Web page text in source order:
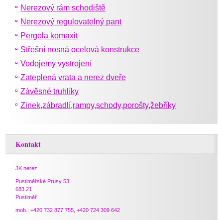
Nerezový rám schodiště
Nerezový regulovatelný pant
Pergola komaxit
Střešní nosná ocelová konstrukce
Vodojemy vystrojení
Zateplená vrata a nerez dveře
Závěsné truhlíky
Zinek,zábradlí,rampy,schody,porošty,žebříky
Kontakt
JK nerez
Pustiměřské Prusy 53
683 21
Pustiměř
mob.: +420 732 877 755, +420 724 309 642